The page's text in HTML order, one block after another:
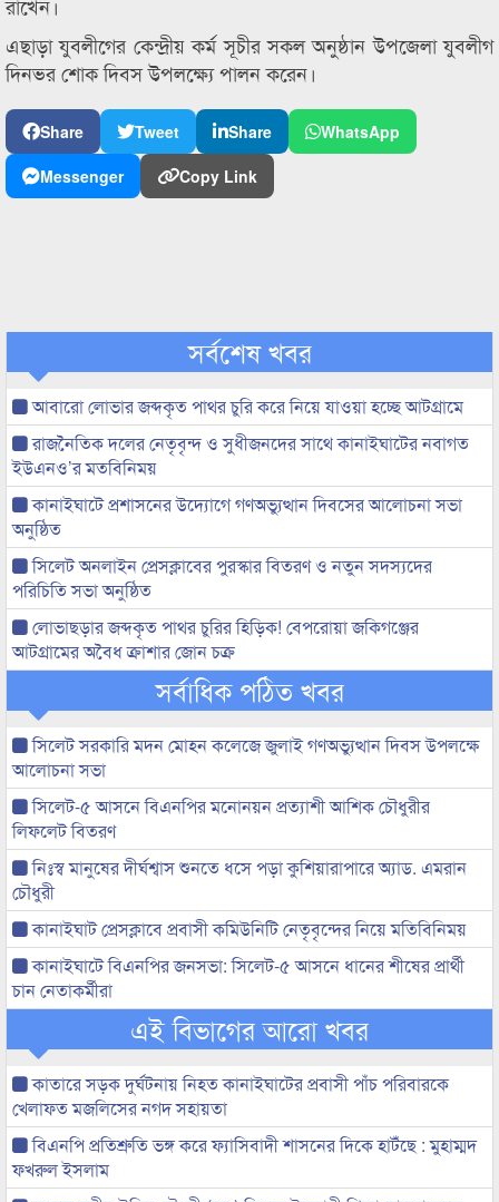
এছাড়া যুবলীগের কেন্দ্রীয় কর্ম সূচীর সকল অনুষ্ঠান উপজেলা যুবলীগ
দিনভর শোক দিবস উপলক্ষ্যে পালন করেন।
Share Tweet Share
WhatsApp
Messenger
Copy Link
সর্বশেষ খবর
আবারো লোভার জব্দকৃত পাথর চুরি করে নিয়ে যাওয়া হচ্ছে আটগ্রামে
রাজনৈতিক দলের নেতৃবৃন্দ ও সুধীজনদের সাথে কানাইঘাটের নবাগত
ইউএনও’র মতবিনিময়
কানাইঘাটে প্রশাসনের উদ্যোগে গণঅভ্যুত্থান দিবসের আলোচনা সভা
অনুষ্ঠিত
সিলেট অনলাইন প্রেসক্লাবের পুরস্কার বিতরণ ও নতুন সদস্যদের
পরিচিতি সভা অনুষ্ঠিত
লোভাছড়ার জব্দকৃত পাথর চুরির হিড়িক! বেপরোয়া জকিগঞ্জের
আটগ্রামের অবৈধ ক্রাশার জোন চক্র
সর্বাধিক পঠিত খবর
সিলেট সরকারি মদন মোহন কলেজে জুলাই গণঅভ্যুত্থান দিবস উপলক্ষে
আলোচনা সভা
সিলেট-৫ আসনে বিএনপির মনোনয়ন প্রত্যাশী আশিক চৌধুরীর
লিফলেট বিতরণ
নিঃস্ব মানুষের দীর্ঘশ্বাস শুনতে ধসে পড়া কুশিয়ারাপারে অ্যাড. এমরান
চৌধুরী
কানাইঘাট প্রেসক্লাবে প্রবাসী কমিউনিটি নেতৃবৃন্দের নিয়ে মতিবিনিময়
কানাইঘাটে বিএনপির জনসভা: সিলেট-৫ আসনে ধানের শীষের প্রার্থী
চান নেতাকর্মীরা
এই বিভাগের আরো খবর
কাতারে সড়ক দুর্ঘটনায় নিহত কানাইঘাটের প্রবাসী পাঁচ পরিবারকে
খেলাফত মজলিসের নগদ সহায়তা
বিএনপি প্রতিশ্রুতি ভঙ্গ করে ফ্যাসিবাদী শাসনের দিকে হাটঁছে : মুহাম্মদ
ফখরুল ইসলাম